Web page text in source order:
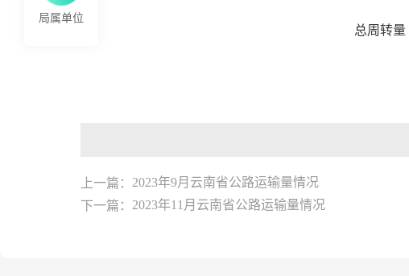
局属单位
总周转量
上一篇： 2023年9月云南省公路运输量情况
下一篇： 2023年11月云南省公路运输量情况